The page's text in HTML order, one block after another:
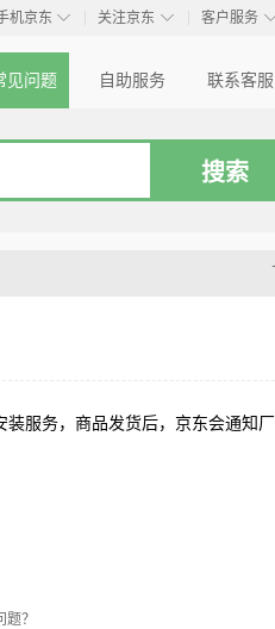
◇
机京东 ◇
关注京东 客户服务
见问题 自助服务 联系客服
服务，商品发货后，京东会通知
？